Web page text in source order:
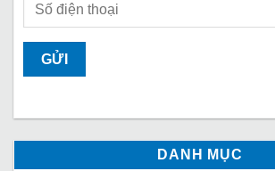
DANH MỤC